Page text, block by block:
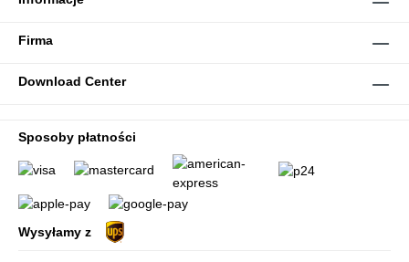
Firma
Download Center
Sposoby płatności
Wysyłamy z